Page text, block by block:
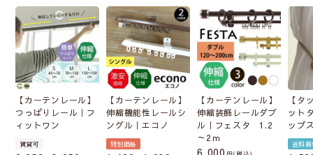
【カーテンレール】
つっぱりレール｜フ
ィットワン
賃貸可
【カーテンレール】
伸縮機能性レールシ
ングル｜エコノ
特別価格
【カーテンレール】
伸縮装飾レールダブ
ル｜フェスタ 1.2
～2ｍ
【タ
ット
ップ
送料無